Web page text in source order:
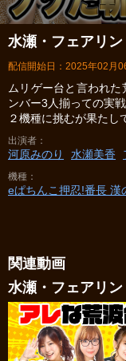
水瀬・フェアリ
配信開始日：2025年02月
ムリゲー台と言われ
ンバー3人揃っての実
２機種に挑むが果たし
出演者
河原みのり 水瀬美香
機種
eぱちんこ押忍!番長 漢
関連動画
水瀬・フェアリ